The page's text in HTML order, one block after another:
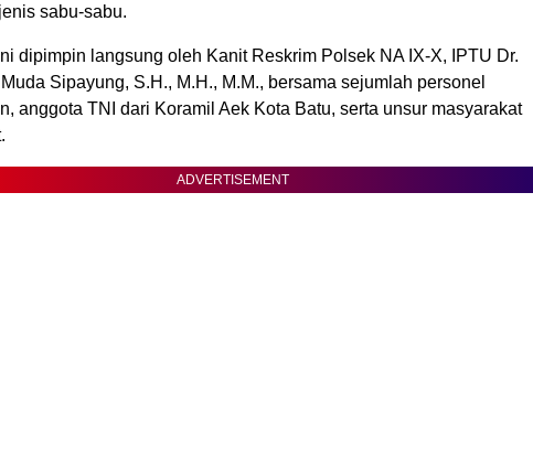
sabu-sabu.
dipimpin langsung oleh Kanit Reskrim Polsek NA IX-X, IPTU Dr.
Muda Sipayung, S.H., M.H., M.M., bersama sejumlah personel
anggota TNI dari Koramil Aek Kota Batu, serta unsur masyarakat
ADVERTISEMENT